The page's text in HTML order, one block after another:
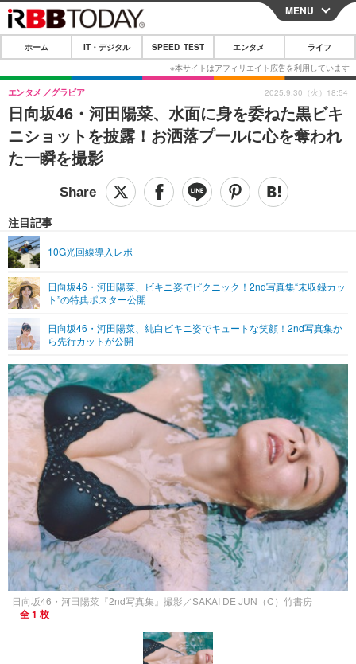
CLOSE
ホーム
IT・デジタル
IT・デジタルTOP スマートフォン
ネタ ガジェット・ツール
ショッピング その他
SPEED TEST
エンタメ
エンタメTOP 映画・ドラマ
音楽
グラビア ブログ
ペット
その他
リリース一覧
プッシュ通知の停止方法
MENU
ホーム IT・デジタル SPEED TEST エンタメ ライフ
日向坂46・河田陽菜、水面に身を委ねた黒ビキ
ニショットを披露！お洒落プールに心を奪われ
た一瞬を撮影
エンタメ グラビア
注目記事
10G光回線導入レポ
日向坂46・河田陽菜、ビキニ姿でピクニック！2nd写真集“未収録カッ
ト”の特典ポスター公開
日向坂46・河田陽菜、純白ビキニ姿でキュートな笑顔！2nd写真集か
ら先行カットが公開
2025.9.30（火）18:54
日向坂46・河田陽菜『2nd写真集』撮影／SAKAI DE JUN（C）竹書房
全 1 枚